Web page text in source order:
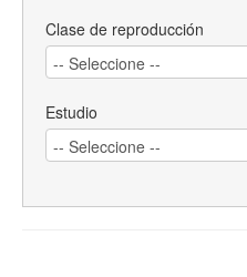
Clase de reproducción
Estudio